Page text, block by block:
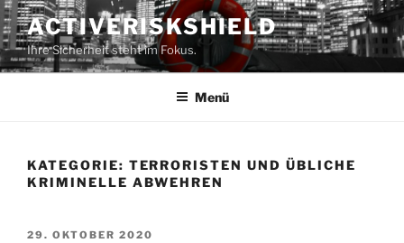
Zum
Inhalt
springen
ACTIVERISKSHIELD
Ihre Sicherheit steht im Fokus.
Menü
KATEGORIE: TERRORISTEN UND ÜBLICHE
KRIMINELLE ABWEHREN
VERÖFFENTLICHT
29. OKTOBER 2020